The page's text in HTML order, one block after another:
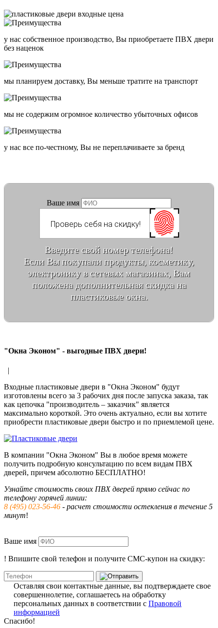
у нас собственное производство, Вы приобретаете ПВХ двери
без наценок
мы планируем доставку, Вы меньше тратите на транспорт
мы не содержим огромное количество убыточных офисов
у нас все по-честному, Вы не переплачиваете за бренд
Ваше имя
Введите свой номер телефона!
Если Вы покупали продукты, косметику,
электронику в сетевых магазинах, Вам
положена дополнительная скидка на
пластиковые окна.
"Окна Эконом" - выгодные ПВХ двери!
|
Входные пластиковые двери в "Окна Эконом" будут
изготовлены всего за 3 рабочих дня после запуска заказа, так
как цепочка "производитель – заказчик" является
максимально короткой. Это очень актуально, если вы хотите
приобрести пластиковые двери быстро и по приемлемой цене.
В компании "Окна Эконом" Вы в любое время можете
получить подробную консультацию по всем видам ПВХ
дверей, причем абсолютно БЕСПЛАТНО!
Узнайте стоимость своих ПВХ дверей прямо сейчас по
телефону горячей линии:
8 (495) 023-56-46 - расчет стоимости остекления в течение 5
минут!
Ваше имя
! Впишите свой телефон и получите СМС-купон на скидку:
Оставляя свои контактные данные, вы подтверждаете свое
совершеннолетие, соглашаетесь на обработку
персональных данных в соответствии с Правовой
информацией
Спасибо!